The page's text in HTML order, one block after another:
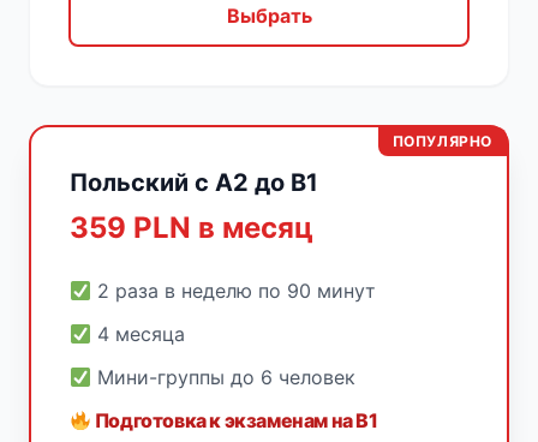
Выбрать
ПОПУЛЯРНО
Польский с A2 до B1
359 PLN в месяц
2 раза в неделю по 90 минут
4 месяца
Мини-группы до 6 человек
Подготовка к экзаменам на B1